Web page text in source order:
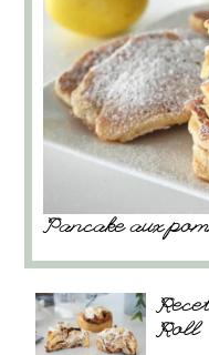
Pancake aux
Roll